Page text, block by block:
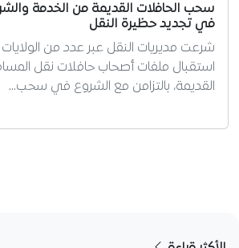
سحب الحافلات القديمة من الخدمة
في تجديد حظيرة النقل
شرعت مديريات النقل عبر عدد من
استقبال ملفات أصحاب حافلات نقل
القديمة، بالتزامن مع الشروع في سحب…